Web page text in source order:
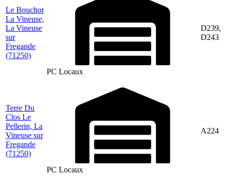
Le Bouchot
La Vineuse,
La Vineuse
sur
Fregande
(71250)
PC Locaux
D239,
D243
Terre Du
Clos Le
Pellerin, La
Vineuse sur
Fregande
(71250)
PC Locaux
A224